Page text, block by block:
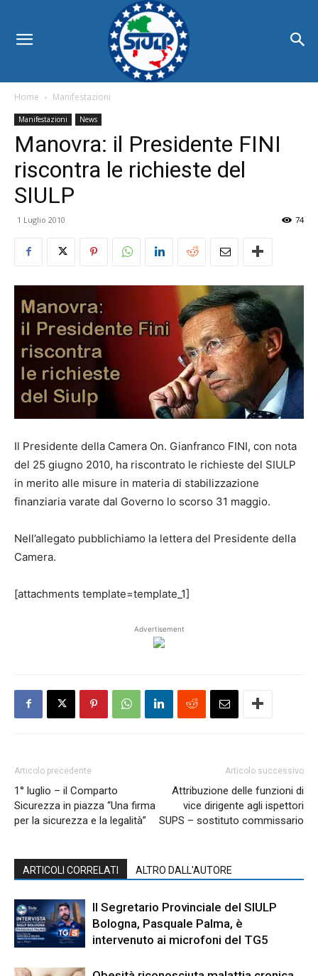
Home Manifestazioni
Manifestazioni News
Manovra: il Presidente FINI
riscontra le richieste del
SIULP
1 Luglio 2010 74
Il Presidente della Camera On. Gianfranco FINI, con nota
del 25 giugno 2010, ha riscontrato le richieste del SIULP
in merito alle misure in materia di stabilizzazione
finanziaria varate dal Governo lo scorso 31 maggio.
Nell’allegato pubblichiamo la lettera del Presidente della
Camera.
[attachments template=template_1]
Advertisement
Articolo precedente
1° luglio – il Comparto
Sicurezza in piazza “Una firma
per la sicurezza e la legalità”
Articolo successivo
Attribuzione delle funzioni di
vice dirigente agli ispettori
SUPS – sostituto commissario
ARTICOLI CORRELATI ALTRO DALL'AUTORE
Il Segretario Provinciale del SIULP
Bologna, Pasquale Palma, è
intervenuto ai microfoni del TG5